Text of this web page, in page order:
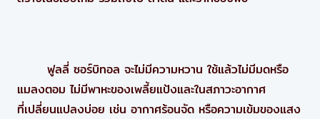
ฟูลลี่ ซอร์บิทอล จะไม่มีความหวาน ใช้แล้วไม่มีมดหรือ
แมลงตอม ไม่มีพาหะของเพลี้ยแป้งและในสภาวะอากาศ
ที่เปลี่ยนแปลงบ่อย เช่น อากาศร้อนจัด หรือความเข้มของแสง